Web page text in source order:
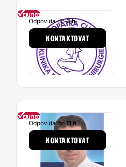
Odpovídá do3 h
KONTAKTOVAT
Odpovídá do11 h
KONTAKTOVAT